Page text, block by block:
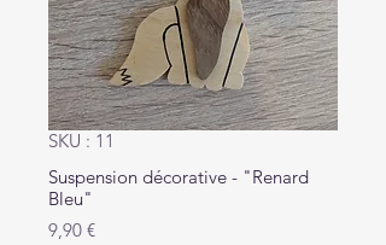
SKU : 11
Suspension décorative - "Renard
Bleu"
9,90 €Prix